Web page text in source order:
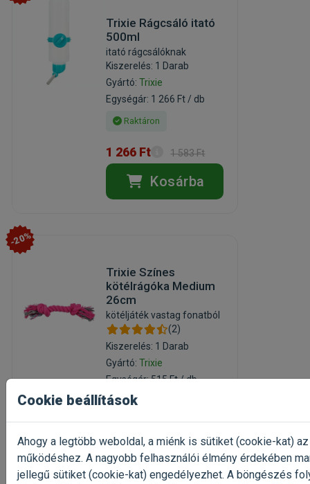
Trixie Rágcsáló itató
500ml
itató rágcsálóknak
Kiszerelés: 1 Darab
Gyártó:Trixie
Egységár: 1 266 Ft / db
Raktáron
1 266 Ft 1 583 Ft
Kosárba
-20%
Trixie Színes
kötélrágóka Medium
26cm
kötéljáték vastag fonatból
(2)
Kiszerelés: 1 Darab
Gyártó:Trixie
Egységár: 515 Ft / db
Raktáron
Kosárba
Cookie beállítások
Ahogy a legtöbb weboldal, a miénk is sütiket (cookie-kat)
működéshez. A nagyobb felhasználói élmény érdekében
jellegű sütiket (cookie-kat) engedélyezhet. A böngészés